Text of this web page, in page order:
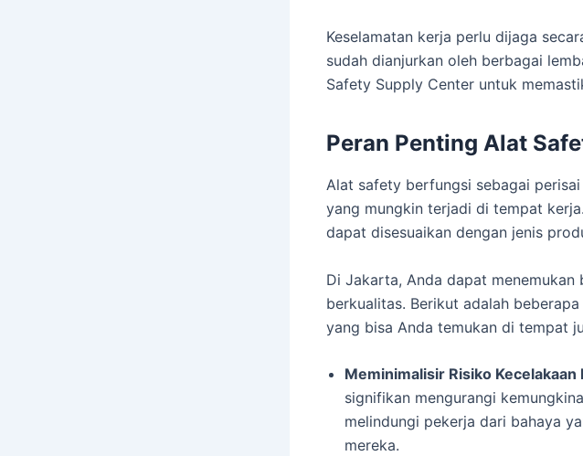
Keselamatan kerja perlu dijaga
sudah dianjurkan oleh berbagai
Safety Supply Center untuk
Peran Penting Alat
Alat safety berfungsi sebagai
yang mungkin terjadi di tempat
dapat disesuaikan dengan jenis
Di Jakarta, Anda dapat
berkualitas. Berikut adalah
yang bisa Anda temukan di tempat
Meminimalisir Risiko Kecelakaan
signifikan mengurangi
melindungi pekerja dari bahaya
mereka.